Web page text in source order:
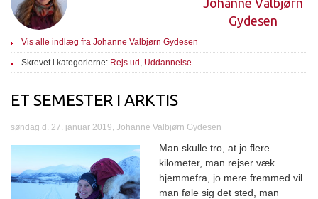
Johanne Valbjørn
Gydesen
Vis alle indlæg fra Johanne Valbjørn Gydesen
Skrevet i kategorierne: Rejs ud , Uddannelse
ET SEMESTER I ARKTIS
søndag d. 27. januar 2019, Johanne Valbjørn Gydesen
Man skulle tro, at jo flere
kilometer, man rejser væk
hjemmefra, jo mere fremmed vil
man føle sig det sted, man